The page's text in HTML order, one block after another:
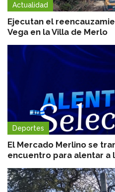
Actualidad
Ejecutan el
Vega en la Villa de Merlo
Deportes
El Mercado Merlino se
encuentro para alentar a